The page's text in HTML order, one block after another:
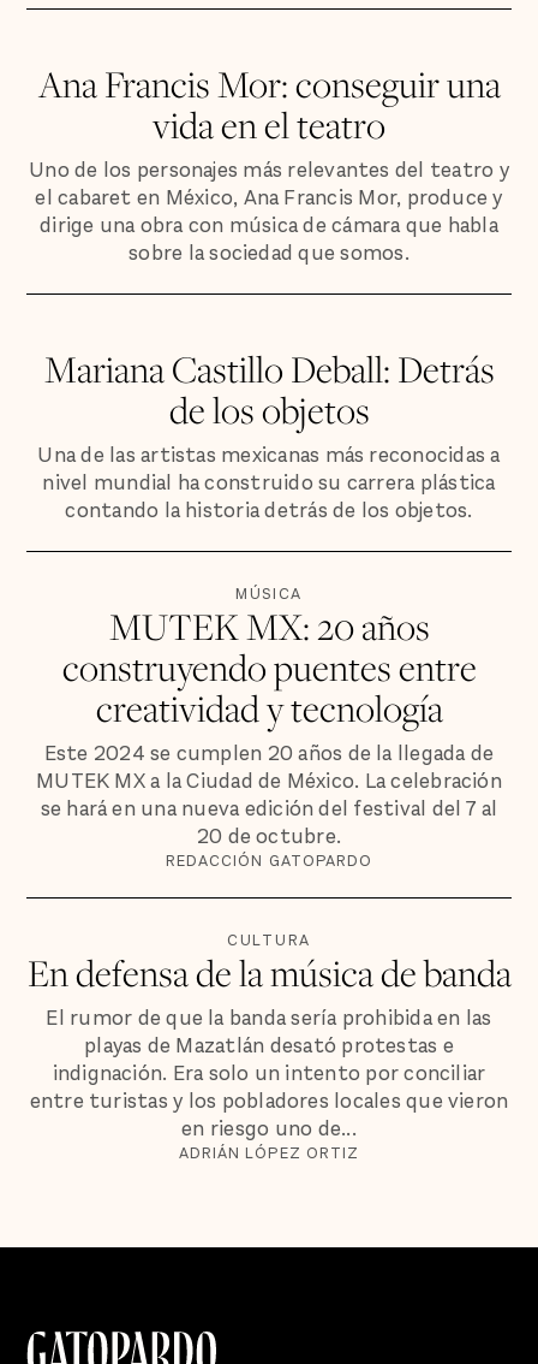
Ana Francis Mor: conseguir una
vida en el teatro
Uno de los personajes más relevantes del teatro y
el cabaret en México, Ana Francis Mor, produce y
dirige una obra con música de cámara que habla
sobre la sociedad que somos.
Mariana Castillo Deball: Detrás
de los objetos
Una de las artistas mexicanas más reconocidas a
nivel mundial ha construido su carrera plástica
contando la historia detrás de los objetos.
MÚSICA
MUTEK MX: 20 años
construyendo puentes entre
creatividad y tecnología
Este 2024 se cumplen 20 años de la llegada de
MUTEK MX a la Ciudad de México. La celebración
se hará en una nueva edición del festival del 7 al
20 de octubre.
REDACCIÓN GATOPARDO
CULTURA
En defensa de la música de banda
El rumor de que la banda sería prohibida en las
playas de Mazatlán desató protestas e
indignación. Era solo un intento por conciliar
entre turistas y los pobladores locales que vieron
en riesgo uno de...
ADRIÁN LÓPEZ ORTIZ